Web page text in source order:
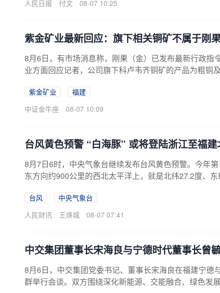
人民日报 付文 08-07 10:25
紫金矿业最新回应：旗下相关铜矿不属于刚
8月6日，有市场消息称，刚果（金）已发布最新行政
业方面回应记者，公司旗下科卢韦齐铜矿的产品为粗铜
紫金矿业
福建
中证金牛座
08-07 10:09
台风黄色预警 “白海豚” 或将登陆浙江至福
8月7日6时，中央气象台继续发布台风黄色预警。今年
东方向约900公里的西北太平洋上，就是北纬27.2度、
海豚”将以每小时15至20公里的速度向偏西方向移动，
移速减慢，并逐渐向华东沿海靠近，可能于9日下午
台风
中央气象台
人民财讯
王焕城 08-07 07:41
中交集团董事长宋海良与宁德时代董事长曾
8月6日，中交集团党委书记、董事长宋海良在福建宁
群举行会谈。双方围绕深化新能源、交能融合、绿色发